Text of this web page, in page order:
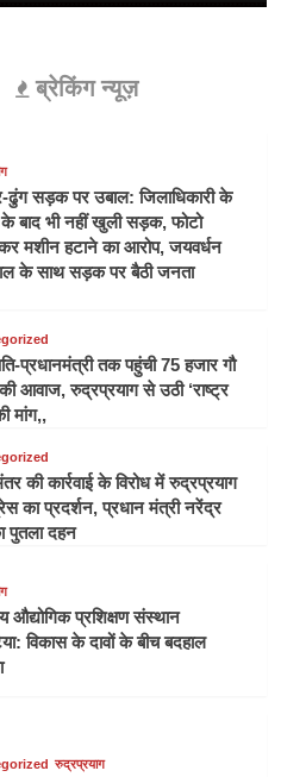
ब्रेकिंग न्यूज़
ढुंग सड़क पर उबाल: जिलाधिकारी के
के बाद भी नहीं खुली सड़क, फोटो
मशीन हटाने का आरोप, जयवर्धन
के साथ सड़क पर बैठी जनता
प्रधानमंत्री तक पहुंची 75 हजार गौ
आवाज, रुद्रप्रयाग से उठी ‘राष्ट्र
मांग,,
की कार्रवाई के विरोध में रुद्रप्रयाग
का प्रदर्शन, प्रधान मंत्री नरेंद्र
पुतला दहन
औद्योगिक प्रशिक्षण संस्थान
विकास के दावों के बीच बदहाल
रुद्रप्रयाग